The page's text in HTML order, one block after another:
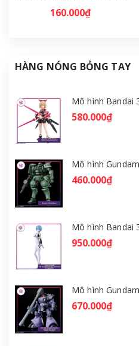
160.000₫
HÀNG NÓNG BỎNG TAY
580.000₫
460.000₫
950.000₫
670.000₫